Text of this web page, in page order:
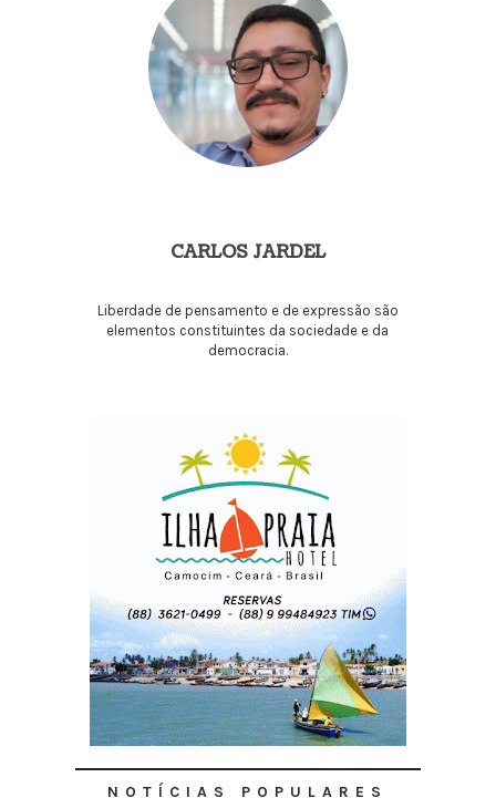
CARLOS JARDEL
Liberdade de pensamento e de expressão são
elementos constituintes da sociedade e da
democracia.
NOTÍCIAS POPULARES